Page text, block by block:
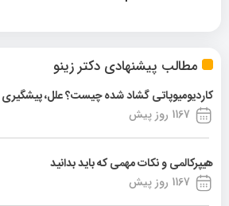
مطالب پیشنهادی دکتر زینو
کاردیومیوپاتی گشاد شده چیست؟ علل، پیشگیری
1167 روز پیش
هیپرکالمی و نکات مهمی که باید بدانید
1167 روز پیش